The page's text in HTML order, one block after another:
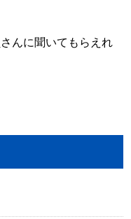
んに聞いてもらえれ